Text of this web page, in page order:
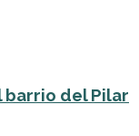
barrio del Pilar